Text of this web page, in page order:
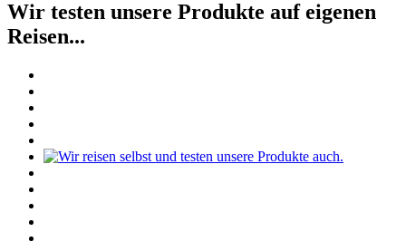
Wir testen unsere Produkte auf eigenen
Reisen...